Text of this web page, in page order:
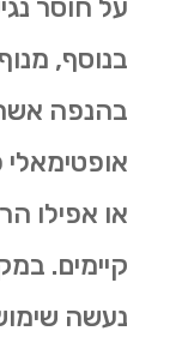
על חוסר
בנוסף,
בהנפה
אופטימאלי
או אפילו
נעשה